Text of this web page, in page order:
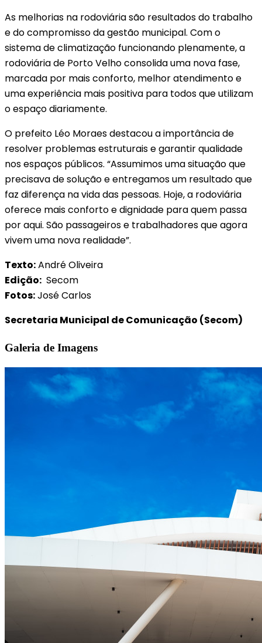
As melhorias na rodoviária são resultados do trabalho
e do compromisso da gestão municipal. Com o
sistema de climatização funcionando plenamente, a
rodoviária de Porto Velho consolida uma nova fase,
marcada por mais conforto, melhor atendimento e
uma experiência mais positiva para todos que utilizam
o espaço diariamente.
O prefeito Léo Moraes destacou a importância de
resolver problemas estruturais e garantir qualidade
nos espaços públicos. “Assumimos uma situação que
precisava de solução e entregamos um resultado que
faz diferença na vida das pessoas. Hoje, a rodoviária
oferece mais conforto e dignidade para quem passa
por aqui. São passageiros e trabalhadores que agora
vivem uma nova realidade”.
Texto:André Oliveira
Edição: Secom
Fotos:José Carlos
Secretaria Municipal de Comunicação (Secom)
Galeria de Imagens